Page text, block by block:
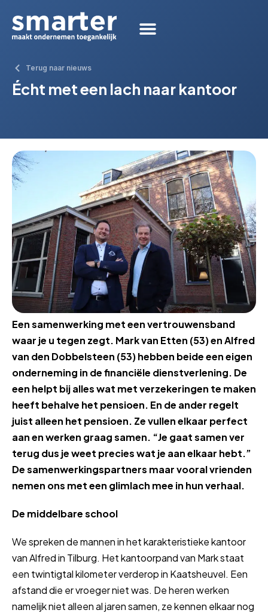
Terug naar nieuws
Écht met een lach naar kantoor
Een samenwerking met een vertrouwensband
waar je u tegen zegt. Mark van Etten (53) en Alfred
van den Dobbelsteen (53) hebben beide een eigen
onderneming in de financiële dienstverlening. De
een helpt bij alles wat met verzekeringen te maken
heeft behalve het pensioen. En de ander regelt
juist alleen het pensioen. Ze vullen elkaar perfect
aan en werken graag samen. “Je gaat samen ver
terug dus je weet precies wat je aan elkaar hebt.”
De samenwerkingspartners maar vooral vrienden
nemen ons met een glimlach mee in hun verhaal.
De middelbare school
We spreken de mannen in het karakteristieke kantoor
van Alfred in Tilburg. Het kantoorpand van Mark staat
een twintigtal kilometer verderop in Kaatsheuvel. Een
afstand die er vroeger niet was. De heren werken
namelijk niet alleen al jaren samen, ze kennen elkaar nog